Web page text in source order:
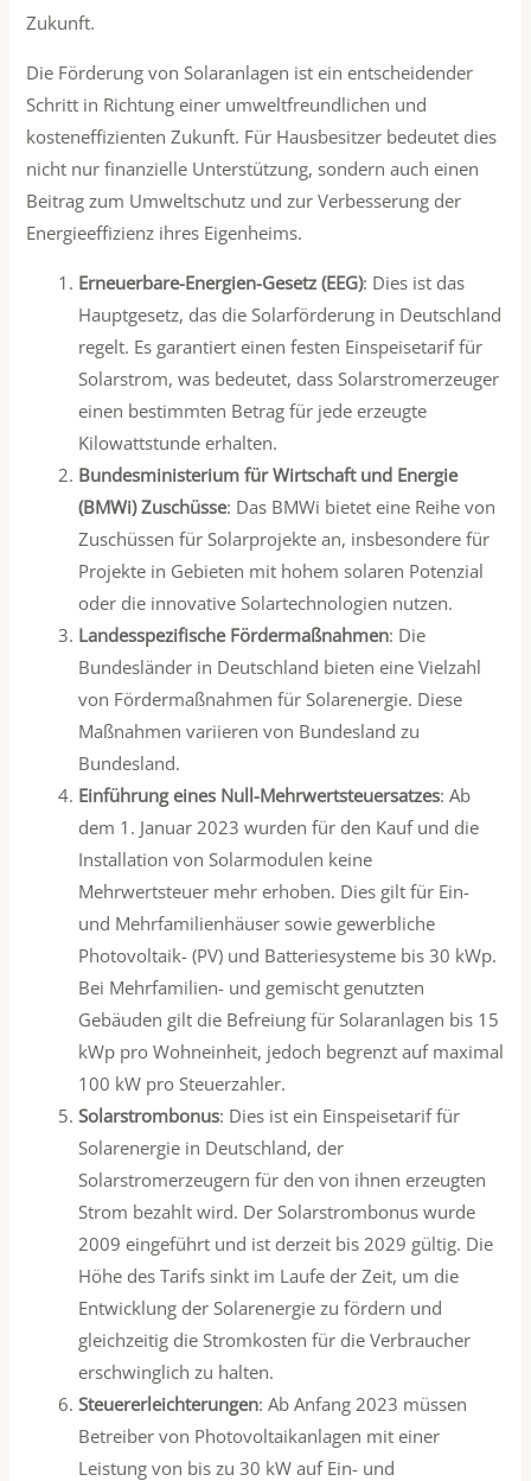
Zukunft.
Die Förderung von Solaranlagen ist ein entscheidender
Schritt in Richtung einer umweltfreundlichen und
kosteneffizienten Zukunft. Für Hausbesitzer bedeutet dies
nicht nur finanzielle Unterstützung, sondern auch einen
Beitrag zum Umweltschutz und zur Verbesserung der
Energieeffizienz ihres Eigenheims.
Erneuerbare-Energien-Gesetz (EEG): Dies ist das
Hauptgesetz, das die Solarförderung in Deutschland
regelt. Es garantiert einen festen Einspeisetarif für
Solarstrom, was bedeutet, dass Solarstromerzeuger
einen bestimmten Betrag für jede erzeugte
Kilowattstunde erhalten.
Bundesministerium für Wirtschaft und Energie
(BMWi) Zuschüsse: Das BMWi bietet eine Reihe von
Zuschüssen für Solarprojekte an, insbesondere für
Projekte in Gebieten mit hohem solaren Potenzial
oder die innovative Solartechnologien nutzen.
Landesspezifische Fördermaßnahmen: Die
Bundesländer in Deutschland bieten eine Vielzahl
von Fördermaßnahmen für Solarenergie. Diese
Maßnahmen variieren von Bundesland zu
Bundesland.
Einführung eines Null-Mehrwertsteuersatzes: Ab
dem 1. Januar 2023 wurden für den Kauf und die
Installation von Solarmodulen keine
Mehrwertsteuer mehr erhoben. Dies gilt für Ein-
und Mehrfamilienhäuser sowie gewerbliche
Photovoltaik- (PV) und Batteriesysteme bis 30 kWp.
Bei Mehrfamilien- und gemischt genutzten
Gebäuden gilt die Befreiung für Solaranlagen bis 15
kWp pro Wohneinheit, jedoch begrenzt auf maximal
100 kW pro Steuerzahler.
Solarstrombonus: Dies ist ein Einspeisetarif für
Solarenergie in Deutschland, der
Solarstromerzeugern für den von ihnen erzeugten
Strom bezahlt wird. Der Solarstrombonus wurde
2009 eingeführt und ist derzeit bis 2029 gültig. Die
Höhe des Tarifs sinkt im Laufe der Zeit, um die
Entwicklung der Solarenergie zu fördern und
gleichzeitig die Stromkosten für die Verbraucher
erschwinglich zu halten.
Steuererleichterungen: Ab Anfang 2023 müssen
Betreiber von Photovoltaikanlagen mit einer
Leistung von bis zu 30 kW auf Ein- und